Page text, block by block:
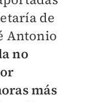
de
Antonio
no
más